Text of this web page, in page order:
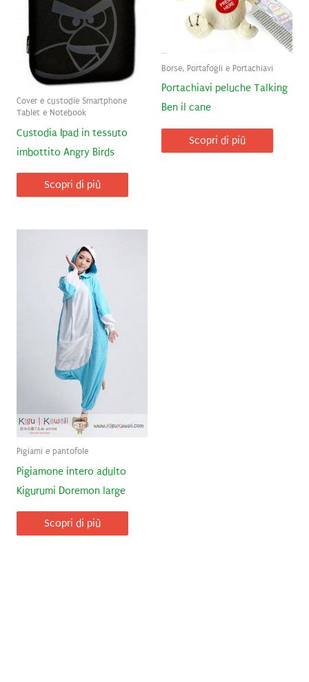
Cover e custodie Smartphone
Tablet e Notebook
Custodia Ipad in tessuto
imbottito Angry Birds
Scopri di più
Borse, Portafogli e Portachiavi
Portachiavi peluche Talking
Ben il cane
Scopri di più
Pigiami e pantofole
Pigiamone intero adulto
Kigurumi Doremon large
Scopri di più